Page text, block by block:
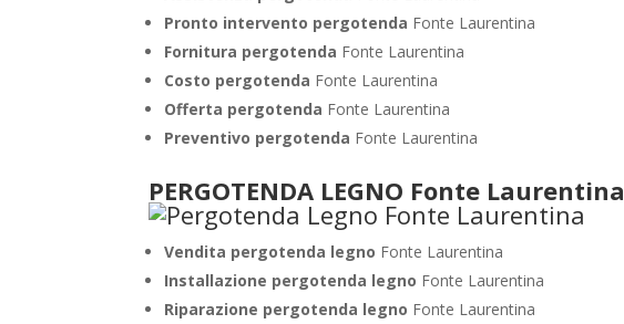
Pronto intervento pergotenda Fonte Laurentina
Fornitura pergotenda Fonte Laurentina
Costo pergotenda Fonte Laurentina
Offerta pergotenda Fonte Laurentina
Preventivo pergotenda Fonte Laurentina
PERGOTENDA LEGNO Fonte Laurentina
Vendita pergotenda legno Fonte Laurentina
Installazione pergotenda legno Fonte Laurentina
Riparazione pergotenda legno Fonte Laurentina